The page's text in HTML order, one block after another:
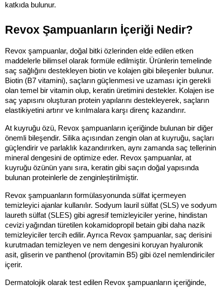
katkıda bulunur.
Revox Şampuanların İçeriği Nedir?
Revox şampuanlar, doğal bitki özlerinden elde edilen etken
maddelerle bilimsel olarak formüle edilmiştir. Ürünlerin temelinde
saç sağlığını destekleyen biotin ve kolajen gibi bileşenler bulunur.
Biotin (B7 vitamini), saçların güçlenmesi ve uzaması için gerekli
olan temel bir vitamin olup, keratin üretimini destekler. Kolajen ise
saç yapısını oluşturan protein yapılarını destekleyerek, saçların
elastikiyetini artırır ve kırılmalara karşı direnç kazandırır.
At kuyruğu özü, Revox şampuanların içeriğinde bulunan bir diğer
önemli bileşendir. Silika açısından zengin olan at kuyruğu, saçları
güçlendirir ve parlaklık kazandırırken, aynı zamanda saç tellerinin
mineral dengesini de optimize eder. Revox şampuanlar, at
kuyruğu özünün yanı sıra, keratin gibi saçın doğal yapısında
bulunan proteinlerle de zenginleştirilmiştir.
Revox şampuanların formülasyonunda sülfat içermeyen
temizleyici ajanlar kullanılır. Sodyum lauril sülfat (SLS) ve sodyum
laureth sülfat (SLES) gibi agresif temizleyiciler yerine, hindistan
cevizi yağından türetilen kokamidopropil betain gibi daha nazik
temizleyiciler tercih edilir. Ayrıca Revox şampuanlar, saç derisini
kurutmadan temizleyen ve nem dengesini koruyan hyaluronik
asit, gliserin ve panthenol (provitamin B5) gibi özel nemlendiriciler
içerir.
Dermatolojik olarak test edilen Revox şampuanların içeriğinde,